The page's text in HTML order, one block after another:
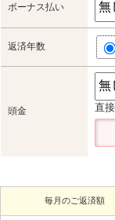
ボーナス払い
返済年数
頭金 直
毎月のご返済額